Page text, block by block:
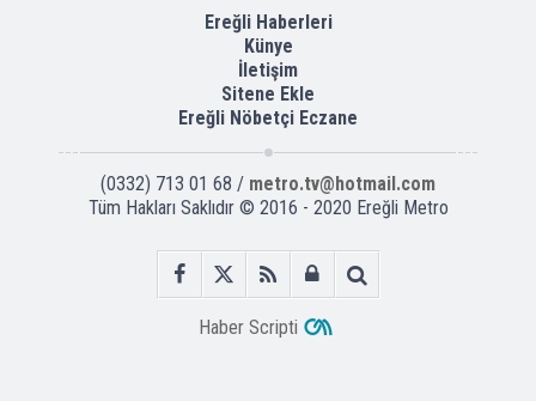
Ereğli Haberleri
Künye
İletişim
Sitene Ekle
Ereğli Nöbetçi Eczane
(0332) 713 01 68 / metro.tv@hotmail.com
Tüm Hakları Saklıdır © 2016 - 2020 Ereğli Metro
Haber Scripti